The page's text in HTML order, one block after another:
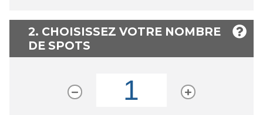
2. CHOISISSEZ VOTRE NOMBRE
DE SPOTS